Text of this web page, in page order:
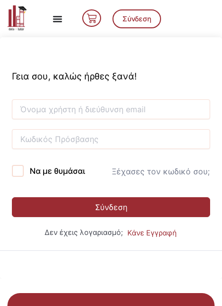
Μετάβαση
περιεχόμενο
Cart Σύνδεση
Γεια σου, καλώς ήρθες ξανά!
Να με θυμάσαι Ξέχασες τον κωδικό σου;
Σύνδεση
Δεν έχεις λογαριασμό; Κάνε Εγγραφή